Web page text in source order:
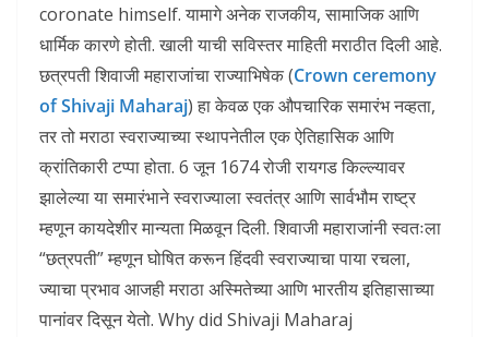
coronate himself. यामागे अनेक राजकीय, सामाजिक आणि
धार्मिक कारणे होती. खाली याची सविस्तर माहिती मराठीत दिली आहे.
छत्रपती शिवाजी महाराजांचा राज्याभिषेक (Crown ceremony
of Shivaji Maharaj) हा केवळ एक औपचारिक समारंभ नव्हता,
तर तो मराठा स्वराज्याच्या स्थापनेतील एक ऐतिहासिक आणि
क्रांतिकारी टप्पा होता. 6 जून 1674 रोजी रायगड किल्ल्यावर
झालेल्या या समारंभाने स्वराज्याला स्वतंत्र आणि सार्वभौम राष्ट्र
म्हणून कायदेशीर मान्यता मिळवून दिली. शिवाजी महाराजांनी स्वतःला
“छत्रपती” म्हणून घोषित करून हिंदवी स्वराज्याचा पाया रचला,
ज्याचा प्रभाव आजही मराठा अस्मितेच्या आणि भारतीय इतिहासाच्या
पानांवर दिसून येतो. Why did Shivaji Maharaj